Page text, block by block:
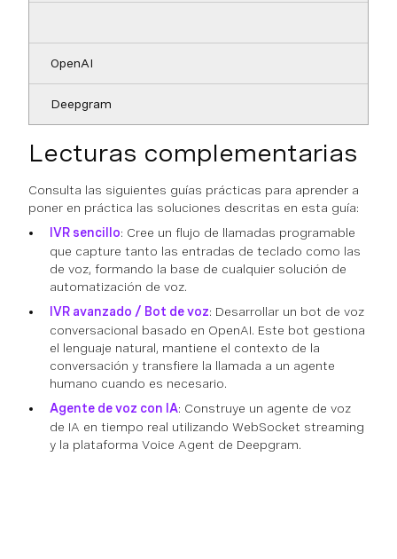
OpenAI
Deepgram
Lecturas complementarias
Consulta las siguientes guías prácticas para aprender a
poner en práctica las soluciones descritas en esta guía:
IVR sencillo: Cree un flujo de llamadas programable
que capture tanto las entradas de teclado como las
de voz, formando la base de cualquier solución de
automatización de voz.
IVR avanzado / Bot de voz: Desarrollar un bot de voz
conversacional basado en OpenAI. Este bot gestiona
el lenguaje natural, mantiene el contexto de la
conversación y transfiere la llamada a un agente
humano cuando es necesario.
Agente de voz con IA: Construye un agente de voz
de IA en tiempo real utilizando WebSocket streaming
y la plataforma Voice Agent de Deepgram.